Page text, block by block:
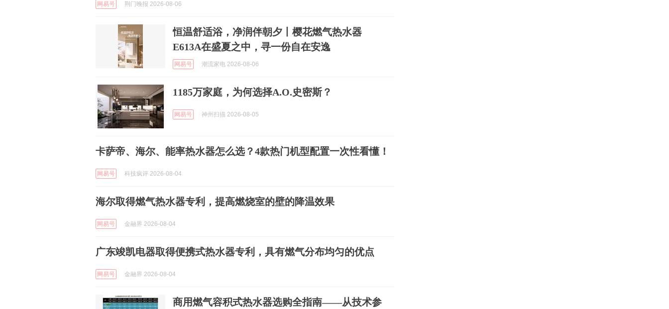
网易号 荆门晚报 2026-08-06
恒温舒适浴，净润伴朝夕丨樱花燃气热水器
E613A在盛夏之中，寻一份自在安逸
网易号 潮流家电 2026-08-06
1185万家庭，为何选择A.O.史密斯？
网易号 神州扫描 2026-08-05
卡萨帝、海尔、能率热水器怎么选？4款热门机型配置一次性看懂！
网易号 科技疯评 2026-08-04
海尔取得燃气热水器专利，提高燃烧室的壁的降温效果
网易号 金融界 2026-08-04
广东竣凯电器取得便携式热水器专利，具有燃气分布均匀的优点
网易号 金融界 2026-08-04
商用燃气容积式热水器选购全指南——从技术参